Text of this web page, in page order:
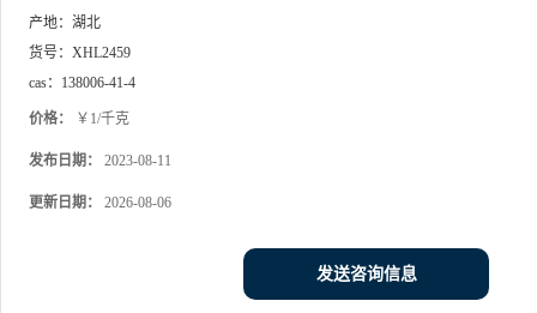
产地： 湖北
货号： XHL2459
cas： 138006-41-4
价格： ￥1/千克
发布日期： 2023-08-11
更新日期： 2026-08-06
发送咨询信息